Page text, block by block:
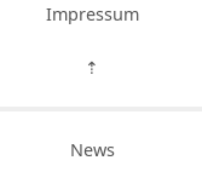
Impressum
⇡
News